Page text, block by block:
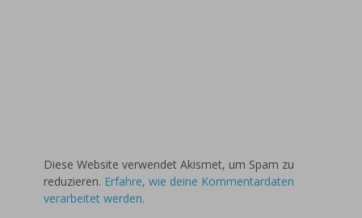
Diese Website verwendet Akismet, um Spam zu
reduzieren. Erfahre, wie deine Kommentardaten
verarbeitet werden.